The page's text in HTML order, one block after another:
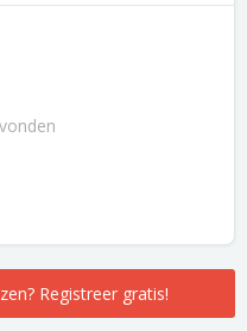
Registreer gratis!